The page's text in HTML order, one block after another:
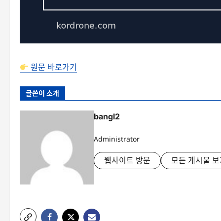
원문 바로가기
글쓴이 소개
bangl2
Administrator
웹사이트 방문 모든 게시물